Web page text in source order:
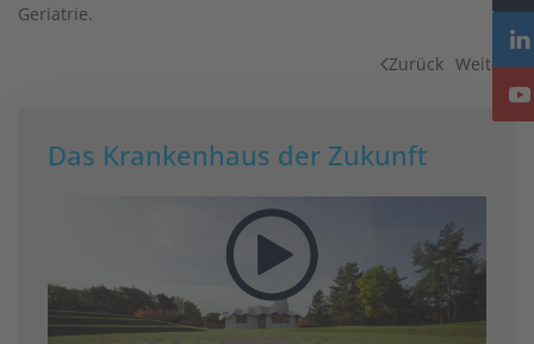
Geriatrie.
Zurück Weiter
Das Krankenhaus der Zukunft